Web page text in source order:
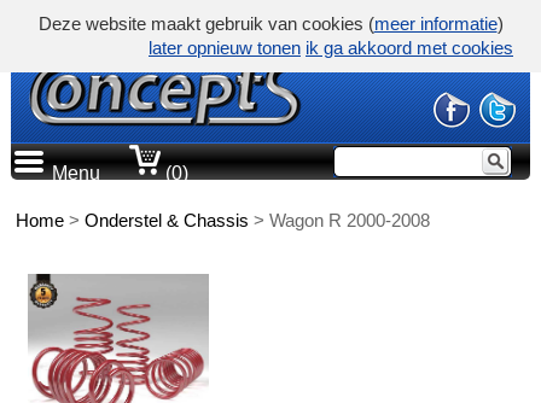
Menu (0)
Home >Onderstel & Chassis >Wagon R 2000-2008
Deze website maakt gebruik van cookies (meer informatie)
later opnieuw tonen ik ga akkoord met cookies